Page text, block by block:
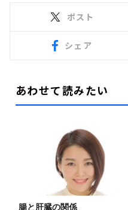
ポスト
シェア
あわせて読みたい
腸と肝臓の関係